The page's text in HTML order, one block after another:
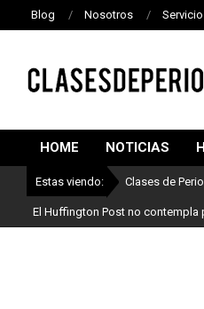
Blog Nosotros
DE
HOME NOTICIAS
Estas viendo: Clases de
El Huffington Post no contempla